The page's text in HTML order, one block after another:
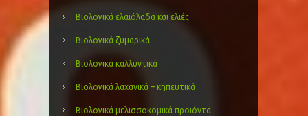
Βιολογικά ελαιόλαδα και ελιές
Βιολογικά ζυμαρικά
Βιολογικά καλλυντικά
Βιολογικά λαχανικά – κηπευτικά
Βιολογικά μελισσοκομικά προιόντα